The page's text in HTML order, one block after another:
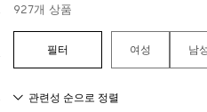
927개 상품
여성 남